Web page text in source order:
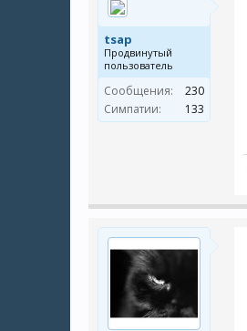
tsap
Продвинутый
пользователь
Сообщения:
230
Симпатии:
133